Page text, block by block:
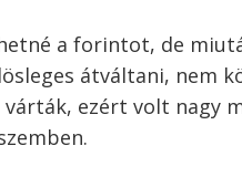
a forintot, de
átváltani, nem
ezért volt nagy